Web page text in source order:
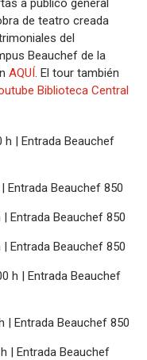
de teatro creada
del
Beauchef de la
AQUÍ . El tour también
Biblioteca Central
h | Entrada Beauchef
Entrada Beauchef 850
Entrada Beauchef 850
Entrada Beauchef 850
h | Entrada Beauchef
| Entrada Beauchef 850
| Entrada Beauchef